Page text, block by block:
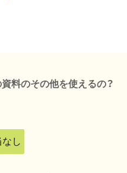
料のその他を使えるの？
し